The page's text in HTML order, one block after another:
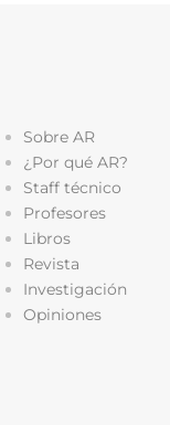
Sobre AR
¿Por qué AR?
Staff técnico
Profesores
Libros
Revista
Investigación
Opiniones